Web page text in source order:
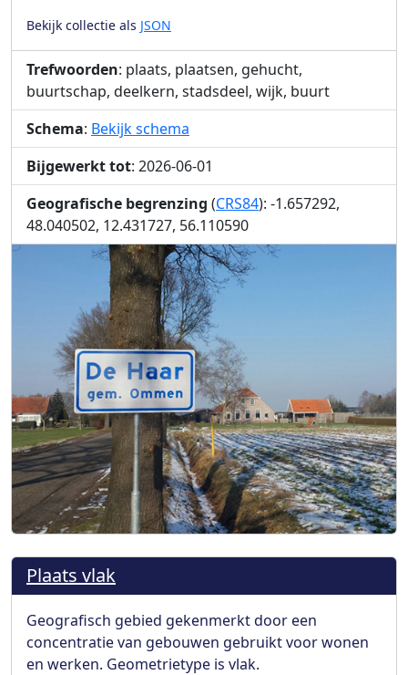
Bekijk collectie als JSON
Trefwoorden: plaats, plaatsen, gehucht,
buurtschap, deelkern, stadsdeel, wijk, buurt
Schema: Bekijk schema
Bijgewerkt tot: 2026-06-01
Geografische begrenzing (CRS84): -1.657292,
48.040502, 12.431727, 56.110590
Plaats vlak
Geografisch gebied gekenmerkt door een
concentratie van gebouwen gebruikt voor wonen
en werken. Geometrietype is vlak.